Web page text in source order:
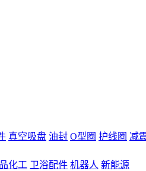
真空吸盘 油封 O型圈 护线圈 减
化工 卫浴配件 机器人 新能源